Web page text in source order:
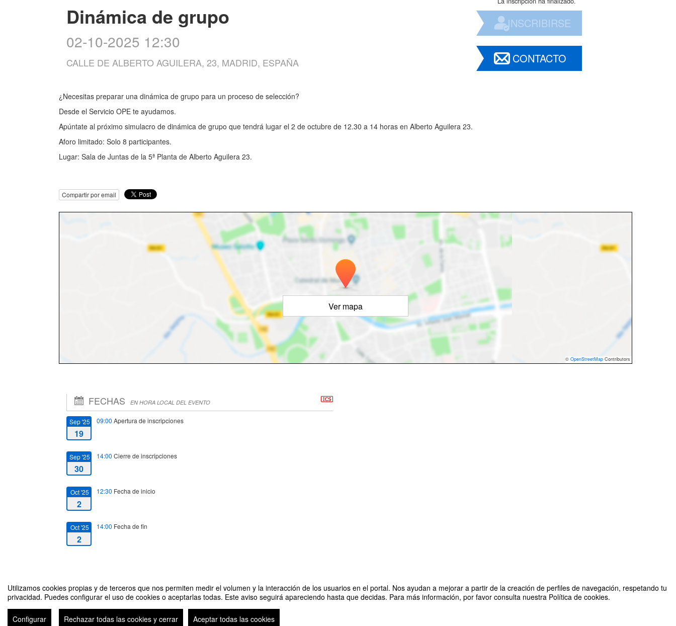
Utilizamos cookies propias y de terceros que nos permiten medir el volumen y la interacción de los usuarios en el portal. Nos ayudan a mejorar a partir de la creación de perfiles de navegación, respetando tu
privacidad. Puedes configurar el uso de cookies o aceptarlas todas. Este aviso seguirá apareciendo hasta que decidas. Para más información, por favor consulta nuestra Política de cookies.
Configurar Rechazar todas las cookies y cerrar Aceptar todas las cookies
Dinámica de grupo
02-10-2025 12:30
CALLE DE ALBERTO AGUILERA, 23, MADRID, ESPAÑA
INSCRIBIRSE
CONTACTO
¿Necesitas preparar una dinámica de grupo para un proceso de selección?
Desde el Servicio OPE te ayudamos.
Apúntate al próximo simulacro de dinámica de grupo que tendrá lugar el 2 de octubre de 12.30 a 14 horas en Alberto Aguilera 23.
Aforo limitado: Solo 8 participantes.
Lugar: Sala de Juntas de la 5ª Planta de Alberto Aguilera 23.
Compartir por email
Ver mapa
© OpenStreetMap Contributors
FECHAS EN HORA LOCAL DEL EVENTO
Sep '25
19
09:00 Apertura de inscripciones
Sep '25
30
14:00 Cierre de inscripciones
Oct '25
2
12:30 Fecha de inicio
Oct '25
2
14:00 Fecha de fin
Dinámica de grupo